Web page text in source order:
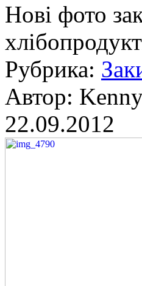
Нові фото
Рубрика:
Автор:
22.09.2012